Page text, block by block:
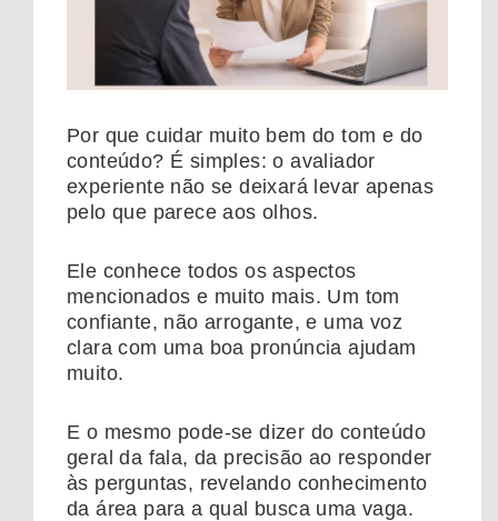
Por que cuidar muito bem do tom e do
conteúdo? É simples: o avaliador
experiente não se deixará levar apenas
pelo que parece aos olhos.
Ele conhece todos os aspectos
mencionados e muito mais. Um tom
confiante, não arrogante, e uma voz
clara com uma boa pronúncia ajudam
muito.
E o mesmo pode-se dizer do conteúdo
geral da fala, da precisão ao responder
às perguntas, revelando conhecimento
da área para a qual busca uma vaga.